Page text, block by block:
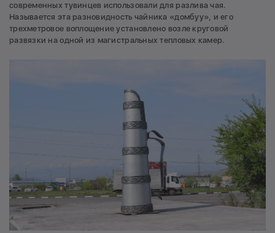
современных тувинцев использовали для разлива чая.
Называется эта разновидность чайника «домбуу», и его
трехметровое воплощение установлено возле круговой
развязки на одной из магистральных тепловых камер.